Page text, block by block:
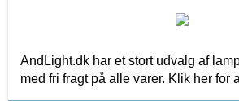
AndLight.dk har et stort udvalg af
med fri fragt på alle varer. Klik her for